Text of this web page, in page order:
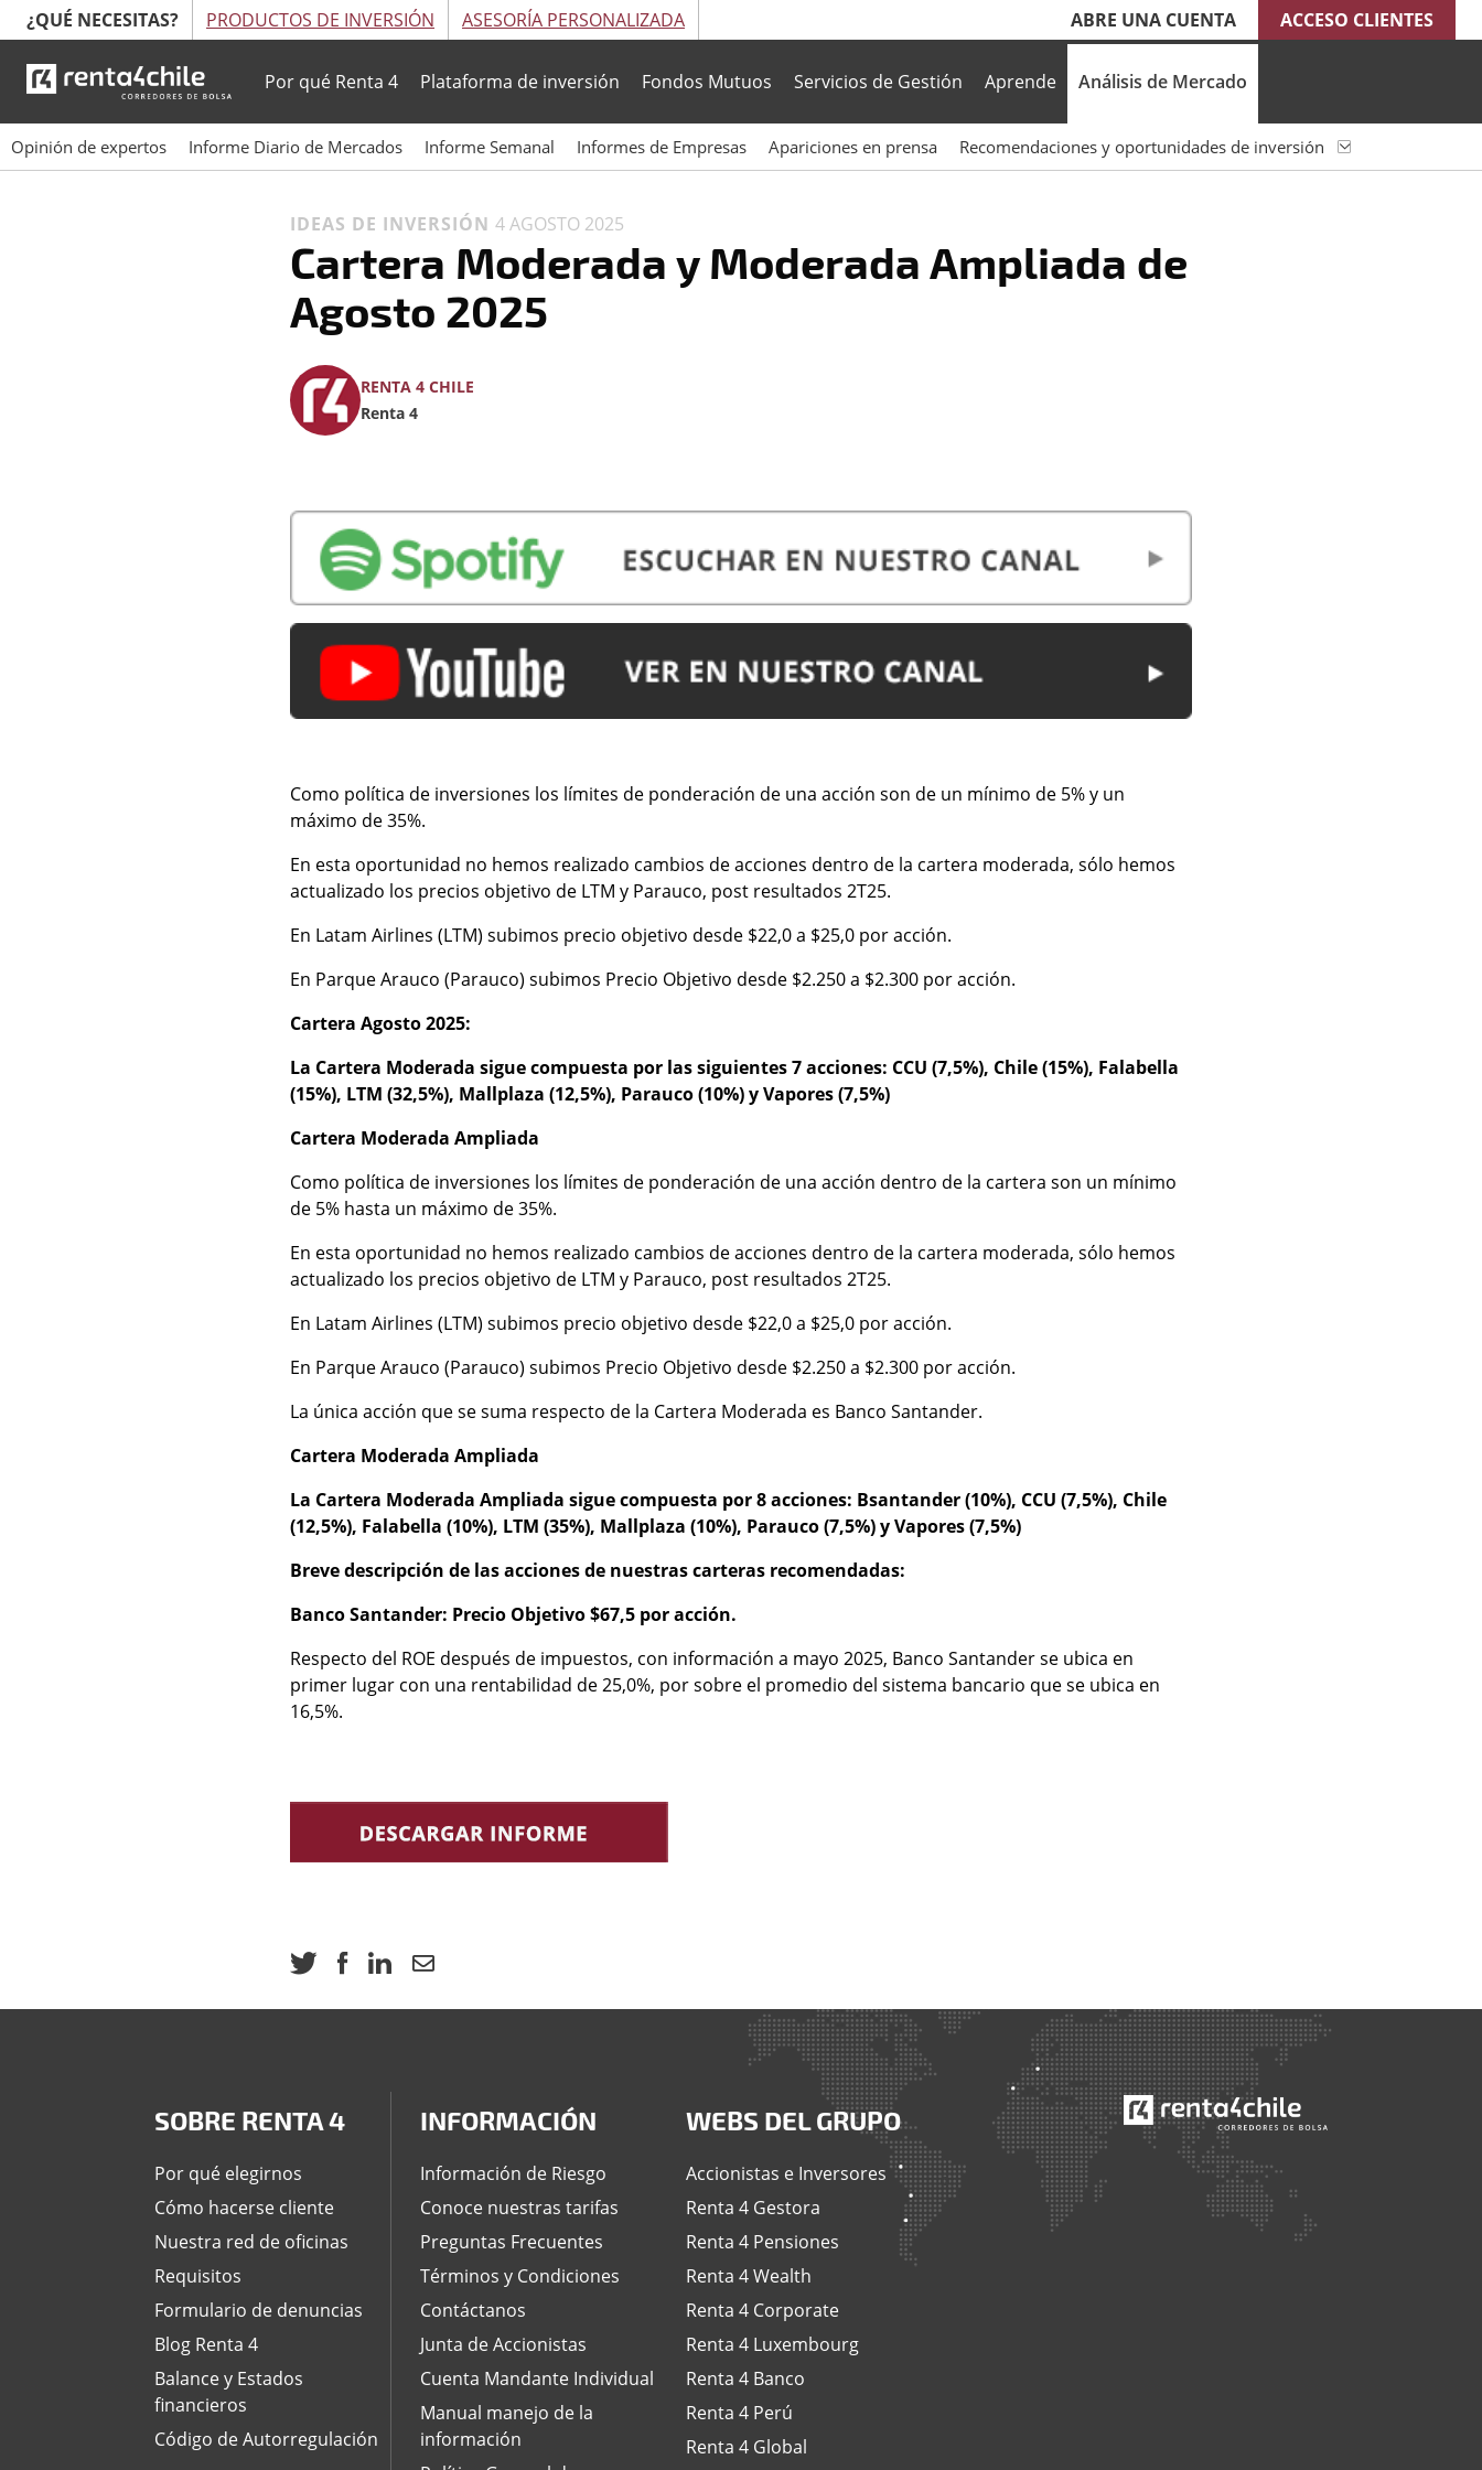
¿QUÉ NECESITAS? PRODUCTOS DE INVERSIÓN ASESORÍA PERSONALIZADA ABRE UNA CUENTA ACCESO CLIENTES
Por qué Renta 4 Plataforma de inversión Fondos Mutuos Servicios de Gestión Aprende Análisis de Mercado
Opinión de expertos Informe Diario de Mercados Informe Semanal Informes de Empresas Apariciones en prensa Recomendaciones y oportunidades de inversión
IDEAS DE INVERSIÓN 4 AGOSTO 2025
Cartera Moderada y Moderada Ampliada de
Agosto 2025
RENTA 4 CHILE
Renta 4
Como política de inversiones los límites de ponderación de una acción son de un mínimo de 5% y un
máximo de 35%.
En esta oportunidad no hemos realizado cambios de acciones dentro de la cartera moderada, sólo hemos
actualizado los precios objetivo de LTM y Parauco, post resultados 2T25.
En Latam Airlines (LTM) subimos precio objetivo desde $22,0 a $25,0 por acción.
En Parque Arauco (Parauco) subimos Precio Objetivo desde $2.250 a $2.300 por acción.
Cartera Agosto 2025:
La Cartera Moderada sigue compuesta por las siguientes 7 acciones: CCU (7,5%), Chile (15%), Falabella
(15%), LTM (32,5%), Mallplaza (12,5%), Parauco (10%) y Vapores (7,5%)
Cartera Moderada Ampliada
Como política de inversiones los límites de ponderación de una acción dentro de la cartera son un mínimo
de 5% hasta un máximo de 35%.
En esta oportunidad no hemos realizado cambios de acciones dentro de la cartera moderada, sólo hemos
actualizado los precios objetivo de LTM y Parauco, post resultados 2T25.
En Latam Airlines (LTM) subimos precio objetivo desde $22,0 a $25,0 por acción.
En Parque Arauco (Parauco) subimos Precio Objetivo desde $2.250 a $2.300 por acción.
La única acción que se suma respecto de la Cartera Moderada es Banco Santander.
Cartera Moderada Ampliada
La Cartera Moderada Ampliada sigue compuesta por 8 acciones: Bsantander (10%), CCU (7,5%), Chile
(12,5%), Falabella (10%), LTM (35%), Mallplaza (10%), Parauco (7,5%) y Vapores (7,5%)
Breve descripción de las acciones de nuestras carteras recomendadas:
Banco Santander: Precio Objetivo $67,5 por acción.
Respecto del ROE después de impuestos, con información a mayo 2025, Banco Santander se ubica en
primer lugar con una rentabilidad de 25,0%, por sobre el promedio del sistema bancario que se ubica en
16,5%.
SOBRE RENTA 4
Por qué elegirnos
Cómo hacerse cliente
Nuestra red de oficinas
Requisitos
Formulario de denuncias
Blog Renta 4
Balance y Estados
financieros
Código de Autorregulación
INFORMACIÓN
Información de Riesgo
Conoce nuestras tarifas
Preguntas Frecuentes
Términos y Condiciones
Contáctanos
Junta de Accionistas
Cuenta Mandante Individual
Manual manejo de la
información
WEBS DEL GRUPO
Accionistas e Inversores
Renta 4 Gestora
Renta 4 Pensiones
Renta 4 Wealth
Renta 4 Corporate
Renta 4 Luxembourg
Renta 4 Banco
Renta 4 Perú
Renta 4 Global